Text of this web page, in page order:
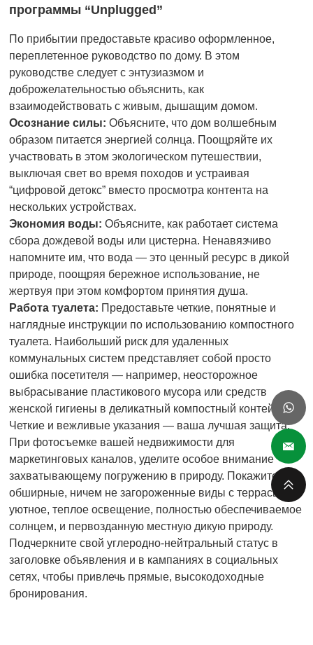
программы “Unplugged”
По прибытии предоставьте красиво оформленное,
переплетенное руководство по дому. В этом
руководстве следует с энтузиазмом и
доброжелательностью объяснить, как
взаимодействовать с живым, дышащим домом.
Осознание силы: Объясните, что дом волшебным
образом питается энергией солнца. Поощряйте их
участвовать в этом экологическом путешествии,
выключая свет во время походов и устраивая
“цифровой детокс” вместо просмотра контента на
нескольких устройствах.
Экономия воды: Объясните, как работает система
сбора дождевой воды или цистерна. Ненавязчиво
напомните им, что вода — это ценный ресурс в дикой
природе, поощряя бережное использование, не
жертвуя при этом комфортом принятия душа.
Работа туалета: Предоставьте четкие, понятные и
наглядные инструкции по использованию компостного
туалета. Наибольший риск для удаленных
коммунальных систем представляет собой просто
ошибка посетителя — например, неосторожное
выбрасывание пластикового мусора или средств
женской гигиены в деликатный компостный контейнер.
Четкие и вежливые указания — ваша лучшая защита.
При фотосъемке вашей недвижимости для
маркетинговых каналов, уделите особое внимание
захватывающему погружению в природу. Покажите
обширные, ничем не загороженные виды с террасы,
уютное, теплое освещение, полностью обеспечиваемое
солнцем, и первозданную местную дикую природу.
Подчеркните свой углеродно-нейтральный статус в
заголовке объявления и в кампаниях в социальных
сетях, чтобы привлечь прямые, высокодоходные
бронирования.